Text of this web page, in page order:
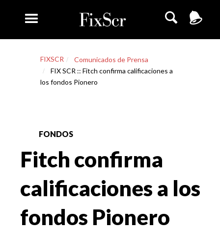
FIXSCR
Comunicados de Prensa
FIX SCR :: Fitch confirma calificaciones a
los fondos Pionero
FONDOS
Fitch confirma
calificaciones a los
fondos Pionero